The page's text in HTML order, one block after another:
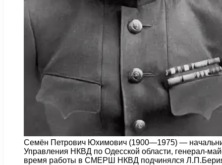
Семён Петрович Юхимович (1900—1975) —
Управления НКВД по Одесской области, генерал-
время работы в СМЕРШ НКВД подчинялся